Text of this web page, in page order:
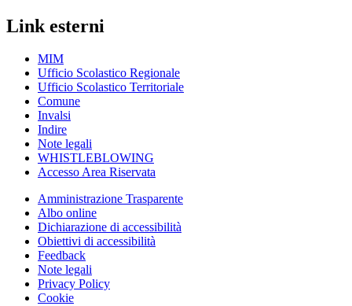
Link esterni
MIM
Ufficio Scolastico Regionale
Ufficio Scolastico Territoriale
Comune
Invalsi
Indire
Note legali
WHISTLEBLOWING
Accesso Area Riservata
Amministrazione Trasparente
Albo online
Dichiarazione di accessibilità
Obiettivi di accessibilità
Feedback
Note legali
Privacy Policy
Cookie